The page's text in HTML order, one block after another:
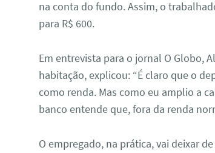
na conta do fundo. Assim, o
para R$ 600.
Em entrevista para o jornal O Globo,
habitação, explicou: “É claro que o
como renda. Mas como eu amplio a
banco entende que, fora da renda
O empregado, na prática, vai deixar